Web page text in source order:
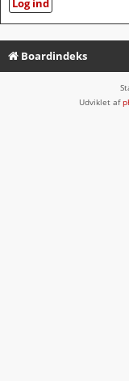
Boardindeks
Udviklet af